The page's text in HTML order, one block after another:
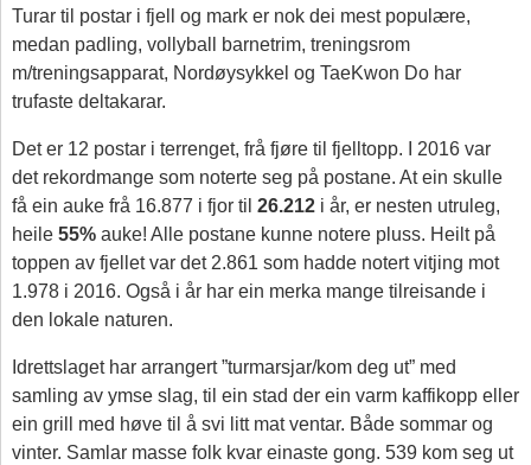
Turar til postar i fjell og mark er nok dei mest populære,
medan padling, vollyball barnetrim, treningsrom
m/treningsapparat, Nordøysykkel og TaeKwon Do har
trufaste deltakarar.
Det er 12 postar i terrenget, frå fjøre til fjelltopp. I 2016 var
det rekordmange som noterte seg på postane. At ein skulle
få ein auke frå 16.877 i fjor til 26.212i år, er nesten utruleg,
heile 55%auke! Alle postane kunne notere pluss. Heilt på
toppen av fjellet var det 2.861 som hadde notert vitjing mot
1.978 i 2016. Også i år har ein merka mange tilreisande i
den lokale naturen.
Idrettslaget har arrangert ”turmarsjar/kom deg ut” med
samling av ymse slag, til ein stad der ein varm kaffikopp eller
ein grill med høve til å svi litt mat ventar. Både sommar og
vinter. Samlar masse folk kvar einaste gong. 539 kom seg ut